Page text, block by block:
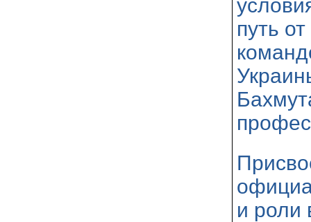
путь
и роли